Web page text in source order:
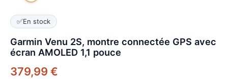
✅En stock
Garmin Venu 2S, montre connectée GPS avec
écran AMOLED 1,1 pouce
379,99 €